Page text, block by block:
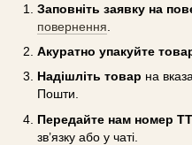
Заповніть заявку на
повернення
Акуратно упакуйте
Надішліть товар на
Пошти.
Передайте нам номер
зв’язку або у чаті.